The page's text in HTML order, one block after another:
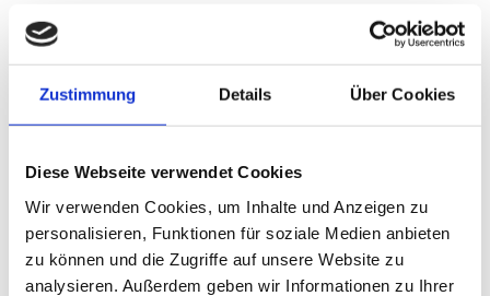
Zustimmung Details Über Cookies
Diese Webseite verwendet Cookies
Wir verwenden Cookies, um Inhalte und Anzeigen zu
personalisieren, Funktionen für soziale Medien anbieten
zu können und die Zugriffe auf unsere Website zu
analysieren. Außerdem geben wir Informationen zu Ihrer
Kieferorthopäden, Zahnärzte, Hals-Nasen-Ohrenärzte, Phoniater,
Ärzte für innere Medizin und Neurologen.
Ein Rezept umfasst der entsprechenden Therapie zufolge
Minuten dauern.
Patienten, die nicht mehr so gut zu Fuß sind, können
Hausbesuche verordnet bekommen. Dann behandeln wir Sie bei
Ihnen zu Hause (oder in der Seniorenresidenz).